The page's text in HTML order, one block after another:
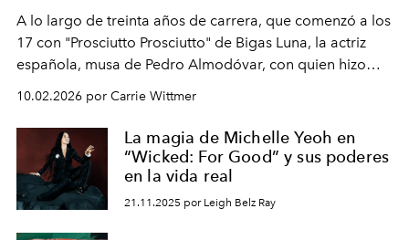
A lo largo de treinta años de carrera, que comenzó a los
17 con "Prosciutto Prosciutto" de Bigas Luna, la actriz
española, musa de Pedro Almodóvar, con quien hizo
Barcelona", ha dividido su tiempo entre Europa y
Estados Unidos. Su nueva película, "¡La novia!", está
dirigida por Maggie Gyllenhaal.
10.02.2026 por Carrie Wittmer
La magia de Michelle Yeoh en
“Wicked: For Good” y sus poderes
en la vida real
21.11.2025 por Leigh Belz Ray